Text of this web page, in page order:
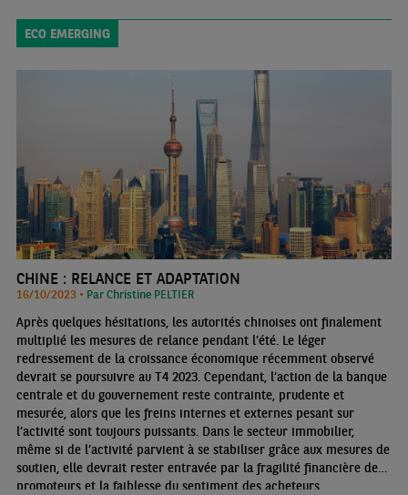
ECO EMERGING
CHINE : RELANCE ET ADAPTATION
16/10/2023 • Par Christine PELTIER
Après quelques hésitations, les autorités chinoises ont finalement
multiplié les mesures de relance pendant l’été. Le léger
redressement de la croissance économique récemment observé
devrait se poursuivre au T4 2023. Cependant, l’action de la banque
centrale et du gouvernement reste contrainte, prudente et
mesurée, alors que les freins internes et externes pesant sur
l’activité sont toujours puissants. Dans le secteur immobilier,
même si de l’activité parvient à se stabiliser grâce aux mesures de
soutien, elle devrait rester entravée par la fragilité financière des
promoteurs et la faiblesse du sentiment des acheteurs